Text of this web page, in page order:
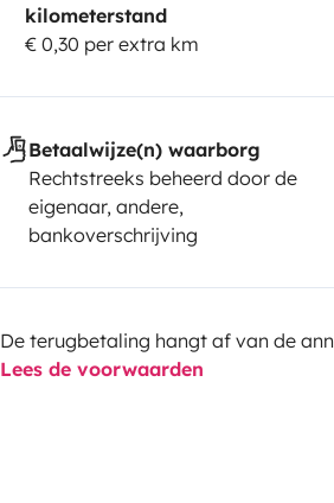
kilometerstand
€ 0,30 per extra km
Betaalwijze(n) waarborg
Rechtstreeks beheerd door de
eigenaar, andere,
bankoverschrijving
De terugbetaling hangt af van de
Lees de voorwaarden